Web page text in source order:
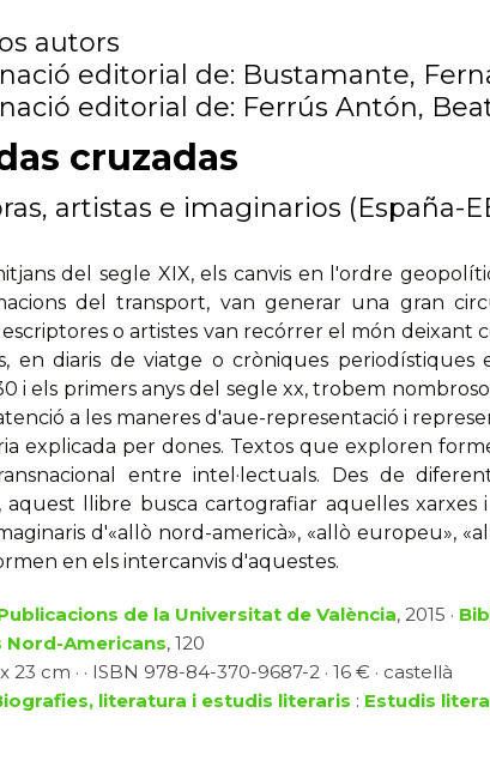
autors
editorial de: Bustamante,
editorial de: Ferrús Antón,
cruzadas
artistas e imaginarios (España-
del segle XIX, els canvis en l'ordre
del transport, van generar una gran
o artistes van recórrer el món deixant
en diaris de viatge o cròniques periodístiques
i els primers anys del segle xx, trobem
a les maneres d'aue-representació i
explicada per dones. Textos que exploren
entre intel·lectuals. Des de
aquest llibre busca cartografiar aquelles xarxes
d'«allò nord-americà», «allò europeu»,
en els intercanvis d'aquestes.
de la Universitat de València, 2015 ·
Nord-Americans, 120
x 23 cm · · ISBN 978-84-370-9687-2 · 16 € · castellà
literatura i estudis literaris : Estudis